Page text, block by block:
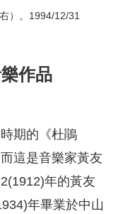
）。1994/12/31
作品
期的《杜鵑
這是音樂家黃友
年的黃友
年畢業於中山